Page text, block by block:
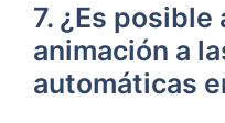
7. ¿Es
animación ⁣a
automáticas